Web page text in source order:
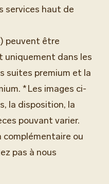
services haut de
peuvent être
uniquement dans les
suites premium et la
* Les images ci-
la disposition, la
pouvant varier.
ou
pas à nous